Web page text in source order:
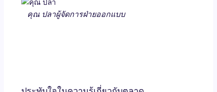
โปร่งใสในทุกขั้นตอน